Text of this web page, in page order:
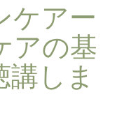
ケアー
アの基
しま